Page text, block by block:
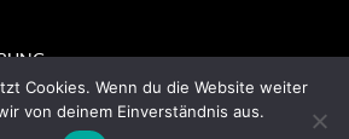
Cookies. Wenn du die Website weiter
von deinem Einverständnis aus.